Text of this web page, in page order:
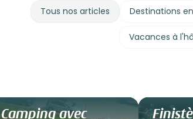
Tous nos articles Destinations
Vacances à
Camping avec